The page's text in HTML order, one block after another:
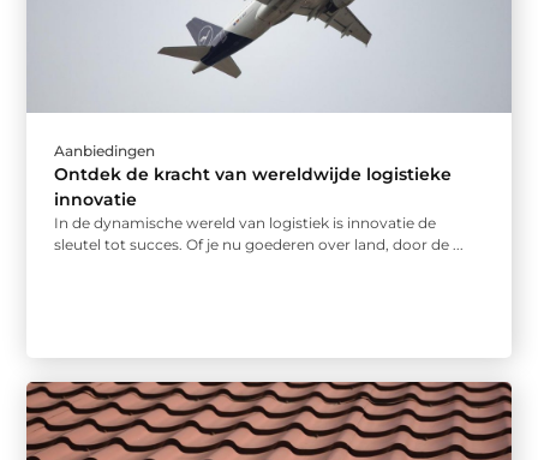
Aanbiedingen
Ontdek de kracht van wereldwijde logistieke
innovatie
In de dynamische wereld van logistiek is innovatie de
sleutel tot succes. Of je nu goederen over land, door de ...